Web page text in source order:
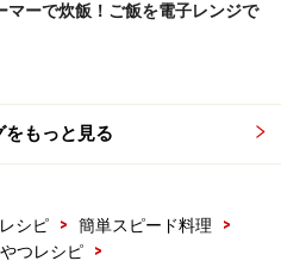
マーで炊飯！ご飯を電子レンジで
をもっと見る
シピ > 簡単スピード料理
>
つレシピ
>